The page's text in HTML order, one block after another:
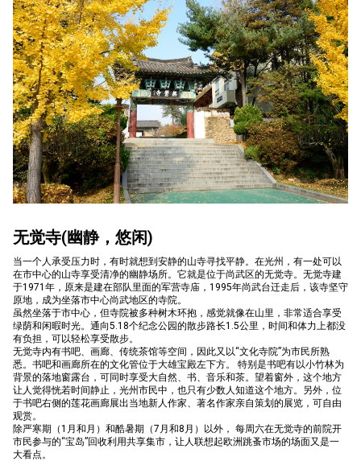
청">
无觉寺(幽静，悠闲)
当一个人承受压力时，有时就想到安静的山寺寻找平静。在光州，有一处可以
在市中心的山寺享受清净的幽静场所。它就是位于尚武区的无觉寺。无觉寺建
于1971年，原来是建在部队里面的军营寺庙，1995年尚武台迁走后，该寺坚守
原地，成为坐落市中心尚武地区的寺院。
虽然坐落于市中心，但寺院被多种树木环抱，感觉就像在山里，非常适合享受
绿荫和闲暇时光。通向5.18个纪念公园的散步路长1.5公里，时间和体力上都没
有负担，可以轻松享受散步。
无觉寺内有书吧、画廊、传统茶馆等空间，因此又以“文化寺院”为市民所熟
悉。书吧和画廊所在的文化管位于大雄宝殿左下方。 特别是书吧有以小竹林为
背景的落地窗露台，可同时享受大自然、书、音乐和茶。望着窗外，这个地方
让人觉得恍若时间静止，光州市民中，也只有少数人知道这个地方。另外，位
于书吧右侧的莲花画廊展出当地新人作家、著名作家亲自策划的展览，可自由
观赏。
除严寒期（1月和月）和酷暑期（7月和8月）以外， 每周六在无觉寺的前院开
市民参与的“宝岛”回收利用共享集市，让人联想起欧洲跳蚤市场的场面又是一
大看点。